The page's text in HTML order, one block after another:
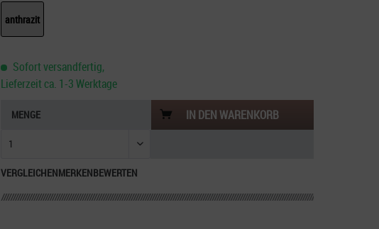
anthrazit
Sofort versandfertig,
Lieferzeit ca. 1-3 Werktage
MENGE IN DENWARENKORB
VERGLEICHENMERKENBEWERTEN